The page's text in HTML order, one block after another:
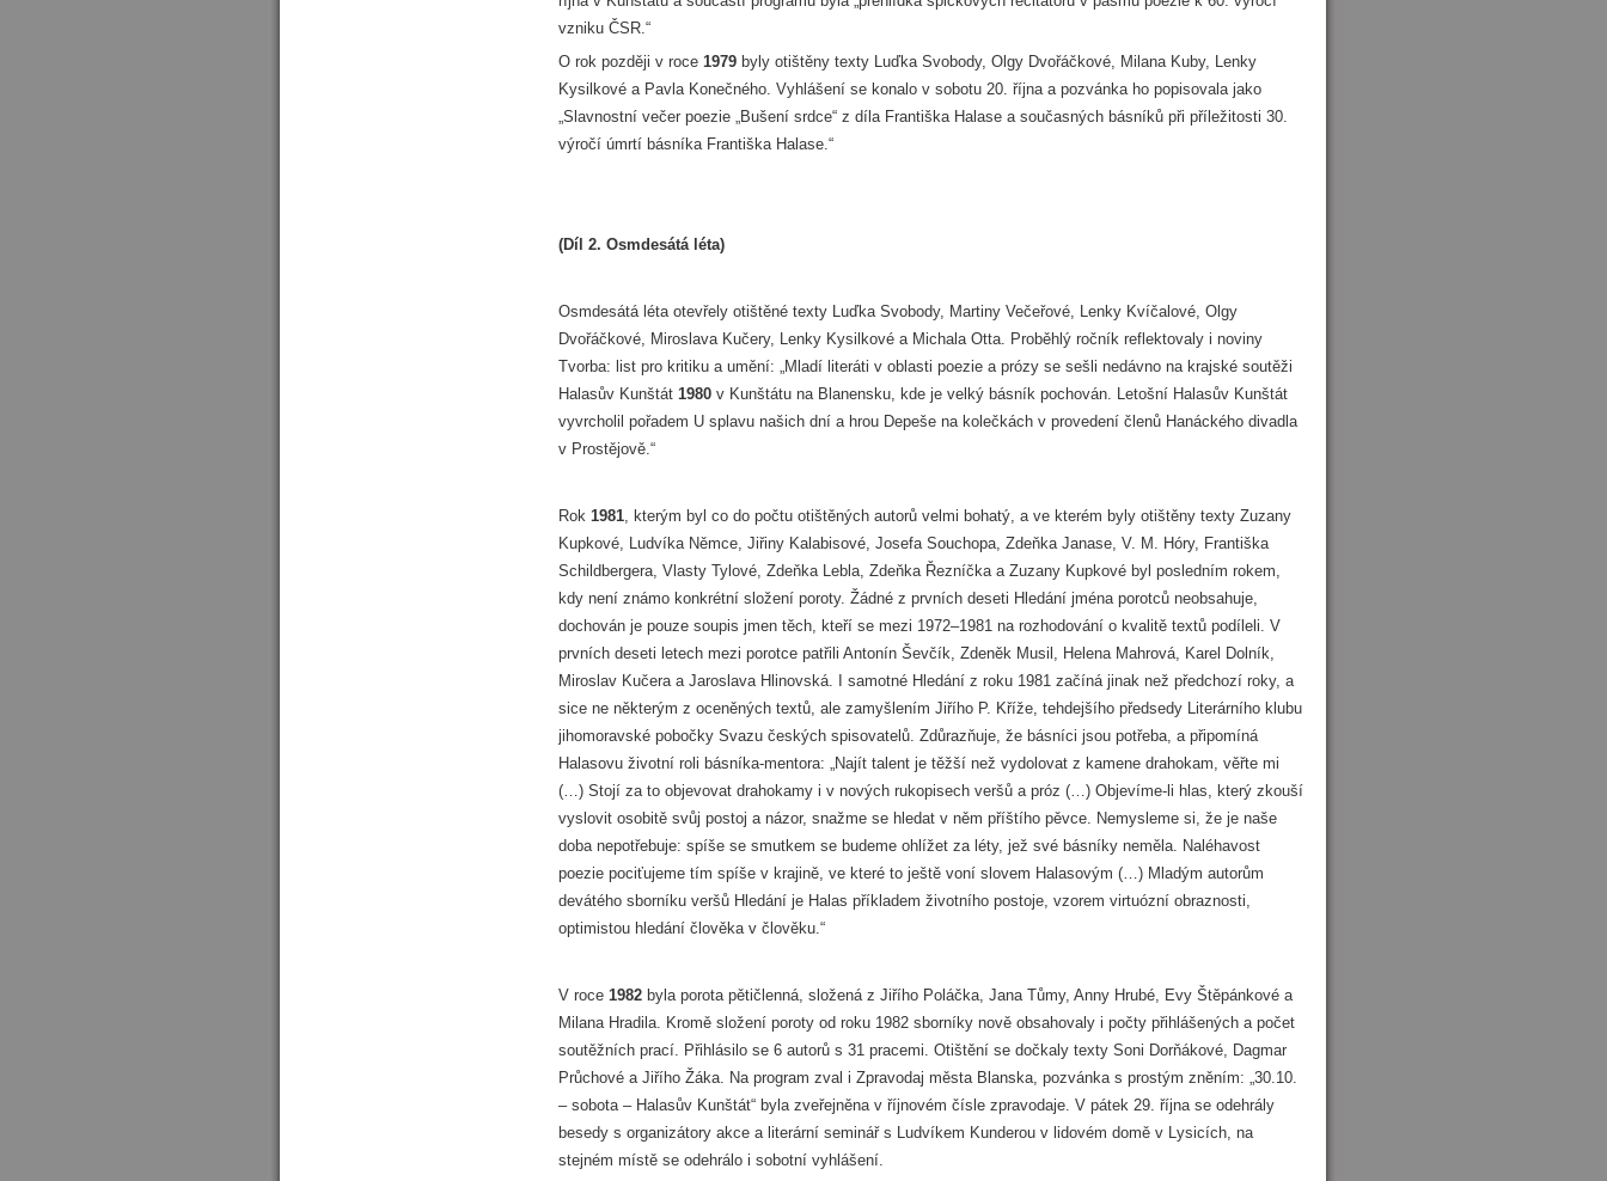
vzniku ČSR.“
O rok později v roce 1979 byly otištěny texty Luďka Svobody, Olgy Dvořáčkové, Milana Kuby, Lenky
Kysilkové a Pavla Konečného. Vyhlášení se konalo v sobotu 20. října a pozvánka ho popisovala jako
„Slavnostní večer poezie „Bušení srdce“ z díla Františka Halase a současných básníků při příležitosti 30.
výročí úmrtí básníka Františka Halase.“
(Díl 2. Osmdesátá léta)
Osmdesátá léta otevřely otištěné texty Luďka Svobody, Martiny Večeřové, Lenky Kvíčalové, Olgy
Dvořáčkové, Miroslava Kučery, Lenky Kysilkové a Michala Otta. Proběhlý ročník reflektovaly i noviny
Tvorba: list pro kritiku a umění: „Mladí literáti v oblasti poezie a prózy se sešli nedávno na krajské soutěži
Halasův Kunštát 1980 v Kunštátu na Blanensku, kde je velký básník pochován. Letošní Halasův Kunštát
vyvrcholil pořadem U splavu našich dní a hrou Depeše na kolečkách v provedení členů Hanáckého divadla
v Prostějově.“
Rok 1981, kterým byl co do počtu otištěných autorů velmi bohatý, a ve kterém byly otištěny texty Zuzany
Kupkové, Ludvíka Němce, Jiřiny Kalabisové, Josefa Souchopa, Zdeňka Janase, V. M. Hóry, Františka
Schildbergera, Vlasty Tylové, Zdeňka Lebla, Zdeňka Řezníčka a Zuzany Kupkové byl posledním rokem,
kdy není známo konkrétní složení poroty. Žádné z prvních deseti Hledání jména porotců neobsahuje,
dochován je pouze soupis jmen těch, kteří se mezi 1972–1981 na rozhodování o kvalitě textů podíleli. V
prvních deseti letech mezi porotce patřili Antonín Ševčík, Zdeněk Musil, Helena Mahrová, Karel Dolník,
Miroslav Kučera a Jaroslava Hlinovská. I samotné Hledání z roku 1981 začíná jinak než předchozí roky, a
sice ne některým z oceněných textů, ale zamyšlením Jiřího P. Kříže, tehdejšího předsedy Literárního klubu
jihomoravské pobočky Svazu českých spisovatelů. Zdůrazňuje, že básníci jsou potřeba, a připomíná
Halasovu životní roli básníka-mentora: „Najít talent je těžší než vydolovat z kamene drahokam, věřte mi
(…) Stojí za to objevovat drahokamy i v nových rukopisech veršů a próz (…) Objevíme-li hlas, který zkouší
vyslovit osobitě svůj postoj a názor, snažme se hledat v něm příštího pěvce. Nemysleme si, že je naše
doba nepotřebuje: spíše se smutkem se budeme ohlížet za léty, jež své básníky neměla. Naléhavost
poezie pociťujeme tím spíše v krajině, ve které to ještě voní slovem Halasovým (…) Mladým autorům
devátého sborníku veršů Hledání je Halas příkladem životního postoje, vzorem virtuózní obraznosti,
optimistou hledání člověka v člověku.“
V roce 1982 byla porota pětičlenná, složená z Jiřího Poláčka, Jana Tůmy, Anny Hrubé, Evy Štěpánkové a
Milana Hradila. Kromě složení poroty od roku 1982 sborníky nově obsahovaly i počty přihlášených a počet
soutěžních prací. Přihlásilo se 6 autorů s 31 pracemi. Otištění se dočkaly texty Soni Dorňákové, Dagmar
Průchové a Jiřího Žáka. Na program zval i Zpravodaj města Blanska, pozvánka s prostým zněním: „30.10.
– sobota – Halasův Kunštát“ byla zveřejněna v říjnovém čísle zpravodaje. V pátek 29. října se odehrály
besedy s organizátory akce a literární seminář s Ludvíkem Kunderou v lidovém domě v Lysicích, na
stejném místě se odehrálo i sobotní vyhlášení.